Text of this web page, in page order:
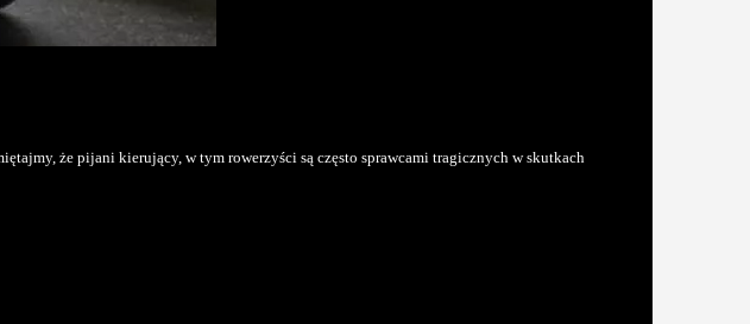
że pijani kierujący, w tym rowerzyści są często sprawcami tragicznych w skutkach